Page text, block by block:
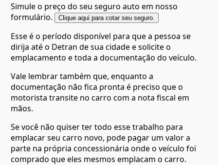
Simule o preço do seu seguro auto em nosso
formulário. Clique aqui para cotar seu seguro.
Esse é o período disponível para que a pessoa se
dirija até o Detran de sua cidade e solicite o
emplacamento e toda a documentação do veículo.
Vale lembrar também que, enquanto a
documentação não fica pronta é preciso que o
motorista transite no carro com a nota fiscal em
mãos.
Se você não quiser ter todo esse trabalho para
emplacar seu carro novo, pode pagar um valor a
parte na própria concessionária onde o veículo foi
comprado que eles mesmos emplacam o carro.